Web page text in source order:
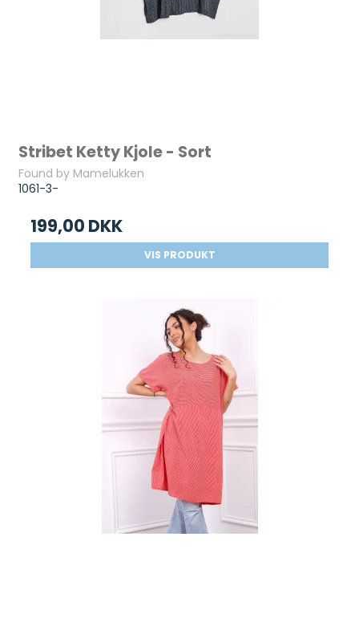
Stribet Ketty Kjole - Sort
Found by Mamelukken
1061-3-
199,00 DKK
VIS PRODUKT